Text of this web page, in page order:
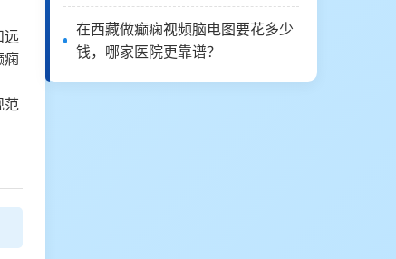
远
痫
范
在西藏做癫痫视频脑电图要花多少
钱，哪家医院更靠谱？